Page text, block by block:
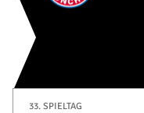
33. SPIELTAG